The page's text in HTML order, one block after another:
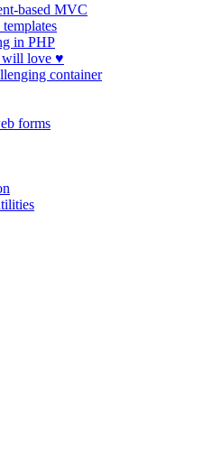
based MVC
in PHP
will love ♥
container
forms